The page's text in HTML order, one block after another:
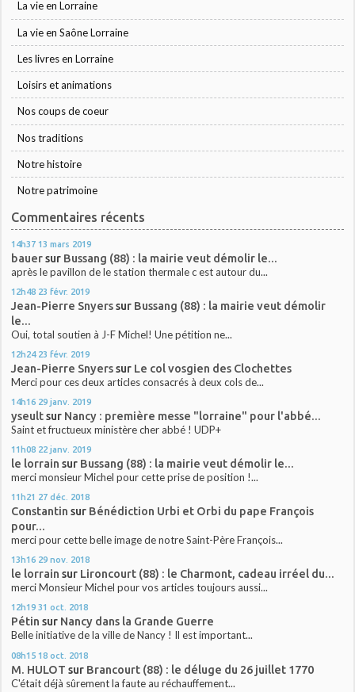
La vie en Lorraine
La vie en Saône Lorraine
Les livres en Lorraine
Loisirs et animations
Nos coups de coeur
Nos traditions
Notre histoire
Notre patrimoine
Commentaires récents
14h37 13 mars 2019
bauersur Bussang (88) : la mairie veut démolir le...
après le pavillon de le station thermale c est autour du...
12h48 23 févr. 2019
Jean-Pierre Snyerssur Bussang (88) : la mairie veut démolir
le...
Oui, total soutien à J-F Michel! Une pétition ne...
12h24 23 févr. 2019
Jean-Pierre Snyerssur Le col vosgien des Clochettes
Merci pour ces deux articles consacrés à deux cols de...
14h16 29 janv. 2019
yseultsur Nancy : première messe "lorraine" pour l'abbé...
Saint et fructueux ministère cher abbé ! UDP+
11h08 22 janv. 2019
le lorrain sur Bussang (88) : la mairie veut démolir le...
merci monsieur Michel pour cette prise de position !...
11h21 27 déc. 2018
Constantin sur Bénédiction Urbi et Orbi du pape François
pour...
merci pour cette belle image de notre Saint-Père François...
13h16 29 nov. 2018
le lorrain sur Lironcourt (88) : le Charmont, cadeau irréel du...
merci Monsieur Michel pour vos articles toujours aussi...
12h19 31 oct. 2018
Pétin sur Nancy dans la Grande Guerre
Belle initiative de la ville de Nancy ! Il est important...
08h15 18 oct. 2018
M. HULOT sur Brancourt (88) : le déluge du 26 juillet 1770
C'était déjà sûrement la faute au réchauffement...